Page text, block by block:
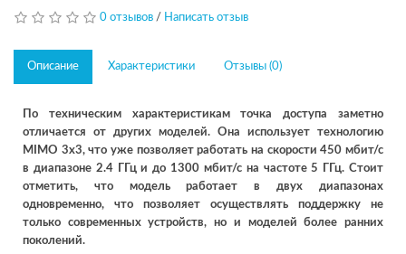
0 отзывов / Написать отзыв
Описание Характеристики Отзывы (0)
По техническим характеристикам точка доступа заметно
отличается от других моделей. Она использует технологию
MIMO 3x3, что уже позволяет работать на скорости 450 мбит/с
в диапазоне 2.4 ГГц и до 1300 мбит/с на частоте 5 ГГц. Стоит
отметить, что модель работает в двух диапазонах
одновременно, что позволяет осуществлять поддержку не
только современных устройств, но и моделей более ранних
поколений.